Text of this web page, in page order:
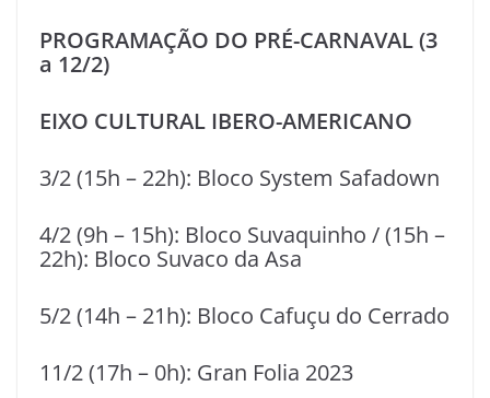
PROGRAMAÇÃO DO PRÉ-CARNAVAL (3
a 12/2)
EIXO CULTURAL IBERO-AMERICANO
3/2 (15h – 22h): Bloco System Safadown
4/2 (9h – 15h): Bloco Suvaquinho / (15h –
22h): Bloco Suvaco da Asa
5/2 (14h – 21h): Bloco Cafuçu do Cerrado
11/2 (17h – 0h): Gran Folia 2023